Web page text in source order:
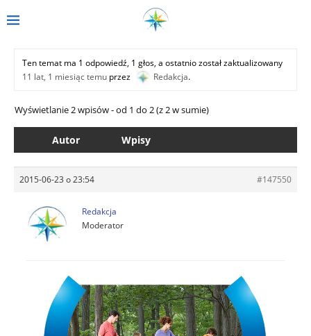
Ten temat ma 1 odpowiedź, 1 głos, a ostatnio został zaktualizowany
11 lat, 1 miesiąc temu przez Redakcja.
Wyświetlanie 2 wpisów - od 1 do 2 (z 2 w sumie)
Autor Wpisy
2015-06-23 o 23:54 #147550
Redakcja
Moderator